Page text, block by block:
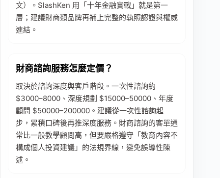
文）。SlashKen 用「十年金融實戰」就是第一
層；建議財商類品牌再補上完整的執照認證與權威
連結。
財商諮詢服務怎麼定價？
取決於諮詢深度與客戶階段。一次性諮詢約
$3000–8000、深度規劃 $15000–50000、年度
顧問 $50000–200000。建議從一次性諮詢起
步，累積口碑後再推深度服務。財商諮詢的客單通
常比一般教學顧問高，但要嚴格遵守「教育內容不
構成個人投資建議」的法規界線，避免誤導性陳
述。